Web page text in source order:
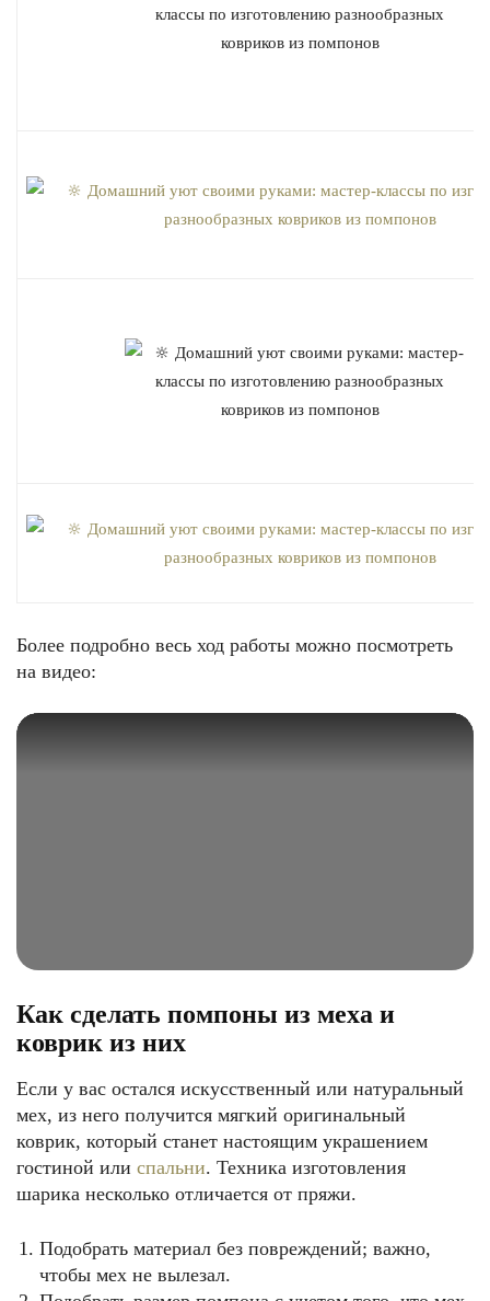
Более подробно весь ход работы можно посмотреть
на видео:
Как сделать помпоны из меха и
коврик из них
Если у вас остался искусственный или натуральный
мех, из него получится мягкий оригинальный
коврик, который станет настоящим украшением
гостиной или спальни. Техника изготовления
шарика несколько отличается от пряжи.
Подобрать материал без повреждений; важно,
чтобы мех не вылезал.